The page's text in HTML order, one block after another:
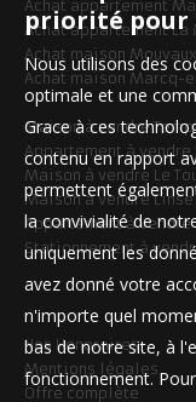
Achat appartement
Achat appartement La
Achat maison Mouvaux
Achat maison Marcq-
Maison à vendre
Appartement à
Maison à vendre Le
Maison à vendre
Appartement à
Stationnement à
Nos Honoraires
Mentions légales
Offre complète
priorité pour
Nous utilisons des
optimale et une
Grace à ces
contenu en rapport
permettent
la convivialité de
uniquement les
avez donné votre
n'importe quel
bas de notre site, à
fonctionnement.